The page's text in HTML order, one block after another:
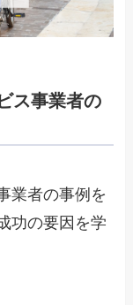
ス事業者の
業者の事例を
功の要因を学